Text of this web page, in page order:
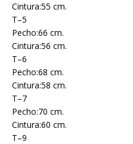
Cintura:55 cm.
T–5
Pecho:66 cm.
Cintura:56 cm.
T–6
Pecho:68 cm.
Cintura:58 cm.
T–7
Pecho:70 cm.
Cintura:60 cm.
T–9